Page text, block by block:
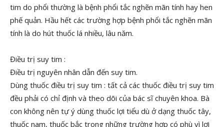
tim do phổi thường là bệnh phổi tắc nghẽn mãn tính hay hen
phế quản. Hầu hết các trường hợp bệnh phổi tắc nghẽn mãn
tính là do hút thuốc lá nhiều, lâu năm.
Điều trị suy tim :
Điều trị nguyên nhân dẫn đến suy tim.
Dùng thuốc điều trị suy tim : tất cả các thuốc điều trị suy tim
đều phải có chỉ định và theo dõi của bác sĩ chuyên khoa. Bà
con không nên tự ý dùng thuốc lợi tiểu dù ở dạng thuốc tây,
thuốc nam, thuốc bắc trong những trường hợp có phù vì lợi